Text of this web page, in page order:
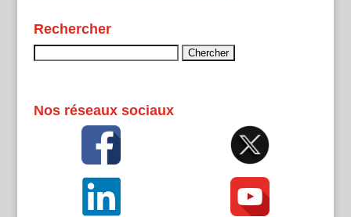
Rechercher
Nos réseaux sociaux